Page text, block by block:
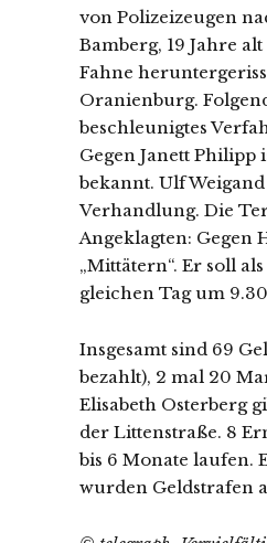
von Polizeizeugen
Bamberg, 19 Jahre
Fahne
Oranienburg.
beschleunigtes
Gegen Janett Philipp
bekannt. Ulf Weigand
Verhandlung. Die
Angeklagten: Gegen
„Mittätern“. Er soll
gleichen Tag um
Insgesamt sind 69
bezahlt), 2 mal 20
Elisabeth Osterberg
der Littenstraße. 8
bis 6 Monate laufen.
wurden Geldstrafen